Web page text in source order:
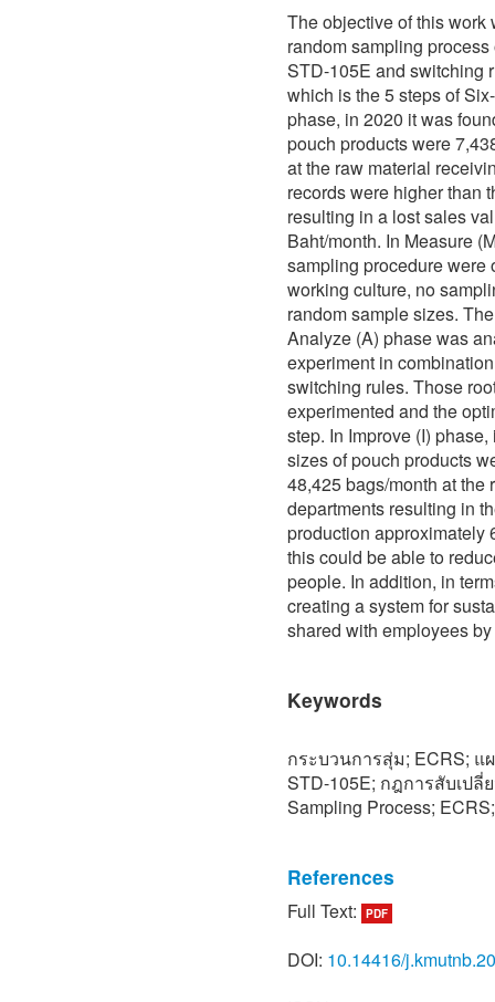
The objective of this work
random sampling
STD-105E and switching
which is the 5 steps of
phase, in 2020 it was
pouch products were
at the raw material
records were higher than
resulting in a lost sales
Baht/month. In Measure
sampling procedure were
working culture, no
random sample sizes.
Analyze (A) phase was
experiment in
switching rules. Those
experimented and the
step. In Improve (I)
sizes of pouch products
48,425 bags/month at
departments resulting in
production approximately
this could be able to
people. In addition, in
creating a system for
shared with employees
Keywords
กระบวนการสุ่ม; ECRS; แ
STD-105E; กฎการสับเป
Sampling Process;
References
[1] L. G. Eugene and S.
Full Text: PDF
DOI: 10.14416/